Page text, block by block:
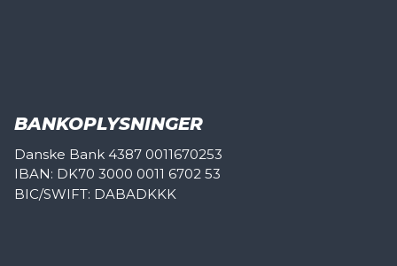
BANKOPLYSNINGER
Danske Bank 4387 0011670253
IBAN: DK70 3000 0011 6702 53
BIC/SWIFT: DABADKKK